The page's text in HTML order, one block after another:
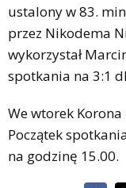
ustalony w 83.
przez Nikodema
wykorzystał
spotkania na 3:1
We wtorek
Początek
na godzinę 15.00.